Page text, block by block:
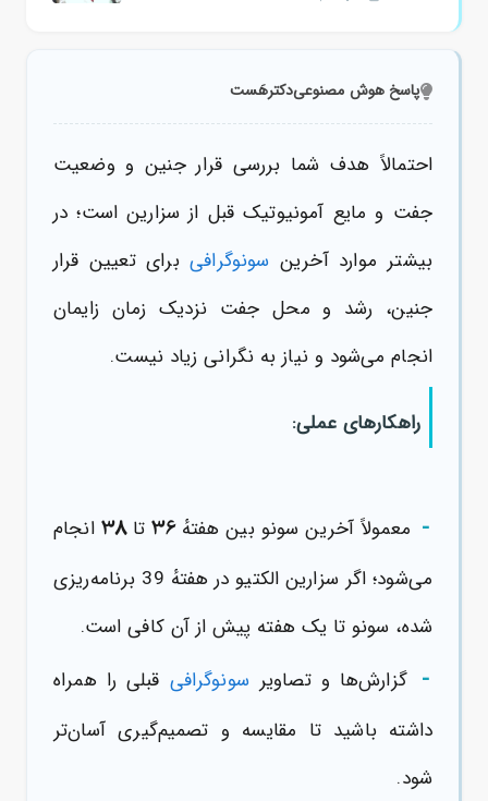
پاسخ هوش مصنوعیدکترهَست
احتمالاً هدف شما بررسی قرار جنین و وضعیت
جفت و مایع آمونیوتیک قبل از سزارین است؛ در
بیشتر موارد آخرین سونوگرافیبرای تعیین قرار
جنین، رشد و محل جفت نزدیک زمان زایمان
انجام می‌شود و نیاز به نگرانی زیاد نیست.
راهکارهای عملی:
- معمولاً آخرین سونو بین هفتهٔ36تا38 انجام
می‌شود؛ اگر سزارین الکتیو در هفتهٔ 39 برنامه‌ریزی
شده، سونو تا یک هفته پیش از آن کافی است.
- گزارش‌ها و تصاویر سونوگرافی قبلی را همراه
داشته باشید تا مقایسه و تصمیم‌گیری آسان‌تر
شود.